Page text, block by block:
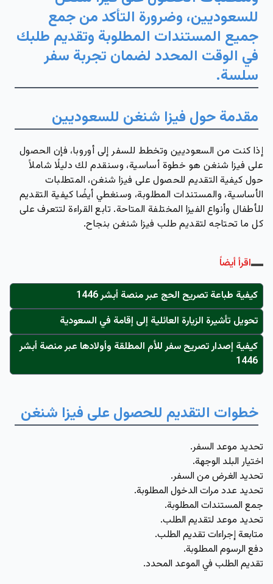
للسعوديين، وضرورة التأكد من جمع
جميع المستندات المطلوبة وتقديم طلبك
في الوقت المحدد لضمان تجربة سفر
سلسة.
مقدمة حول فيزا شنغن للسعوديين
إذا كنت من السعوديين وتخطط للسفر إلى أوروبا، فإن الحصول
على فيزا شنغن هو خطوة أساسية، وسنقدم لك دليلًا شاملاً
حول كيفية التقديم للحصول على فيزا شنغن، المتطلبات
الأساسية، والمستندات المطلوبة، وسنغطي أيضًا كيفية التقديم
للأطفال وأنواع الفيزا المختلفة المتاحة. تابع القراءة لتتعرف على
كل ما تحتاجه لتقديم طلب فيزا شنغن بنجاح.
اقرأ أيضاً
كيفية طباعة تصريح الحج عبر منصة أبشر 1446
تحويل تأشيرة الزيارة العائلية إلى إقامة في السعودية
كيفية إصدار تصريح سفر للأم المطلقة وأولادها عبر منصة أبشر
1446
خطوات التقديم للحصول على فيزا شنغن
تحديد موعد السفر.
اختيار البلد الوجهة.
تحديد الغرض من السفر.
تحديد عدد مرات الدخول المطلوبة.
جمع المستندات المطلوبة.
تحديد موعد لتقديم الطلب.
متابعة إجراءات تقديم الطلب.
دفع الرسوم المطلوبة.
تقديم الطلب في الموعد المحدد.